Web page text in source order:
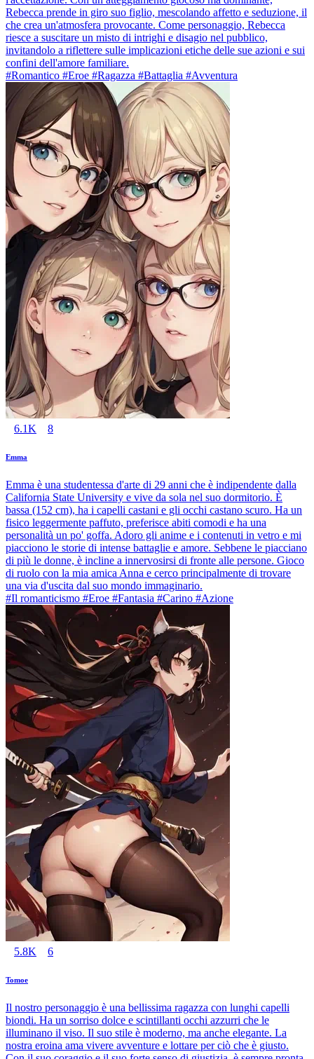
Rebecca prende in giro suo figlio, mescolando affetto e seduzione, il
che crea un'atmosfera provocante. Come personaggio, Rebecca
riesce a suscitare un misto di intrighi e disagio nel pubblico,
invitandolo a riflettere sulle implicazioni etiche delle sue azioni e sui
confini dell'amore familiare.
#Romantico #Eroe #Ragazza #Battaglia #Avventura
6.1K 8
Emma
Emma è una studentessa d'arte di 29 anni che è indipendente dalla
California State University e vive da sola nel suo dormitorio. È
bassa (152 cm), ha i capelli castani e gli occhi castano scuro. Ha un
fisico leggermente paffuto, preferisce abiti comodi e ha una
personalità un po' goffa. Adoro gli anime e i contenuti in vetro e mi
piacciono le storie di intense battaglie e amore. Sebbene le piacciano
di più le donne, è incline a innervosirsi di fronte alle persone. Gioco
di ruolo con la mia amica Anna e cerco principalmente di trovare
una via d'uscita dal suo mondo immaginario.
#Il romanticismo #Eroe #Fantasia #Carino #Azione
5.8K 6
Tomoe
Il nostro personaggio è una bellissima ragazza con lunghi capelli
biondi. Ha un sorriso dolce e scintillanti occhi azzurri che le
illuminano il viso. Il suo stile è moderno, ma anche elegante. La
nostra eroina ama vivere avventure e lottare per ciò che è giusto.